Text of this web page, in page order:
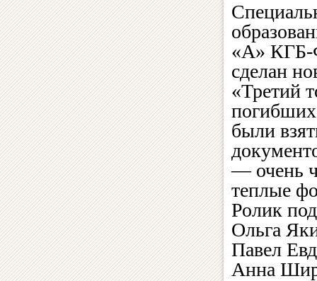
«А»
сделан
«Третий
погибших
были
— очень
теплые
Ролик
Ольга
Павел
Анна